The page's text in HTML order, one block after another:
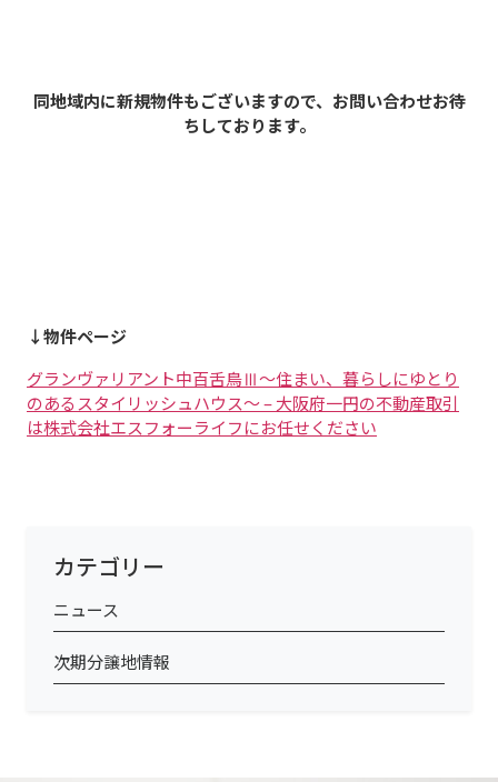
同地域内に新規物件もございますので、お問い合わせお待
ちしております。
↓物件ページ
グランヴァリアント中百舌鳥Ⅲ～住まい、暮らしにゆとり
のあるスタイリッシュハウス～ – 大阪府一円の不動産取引
は株式会社エスフォーライフにお任せください
カテゴリー
ニュース
次期分譲地情報